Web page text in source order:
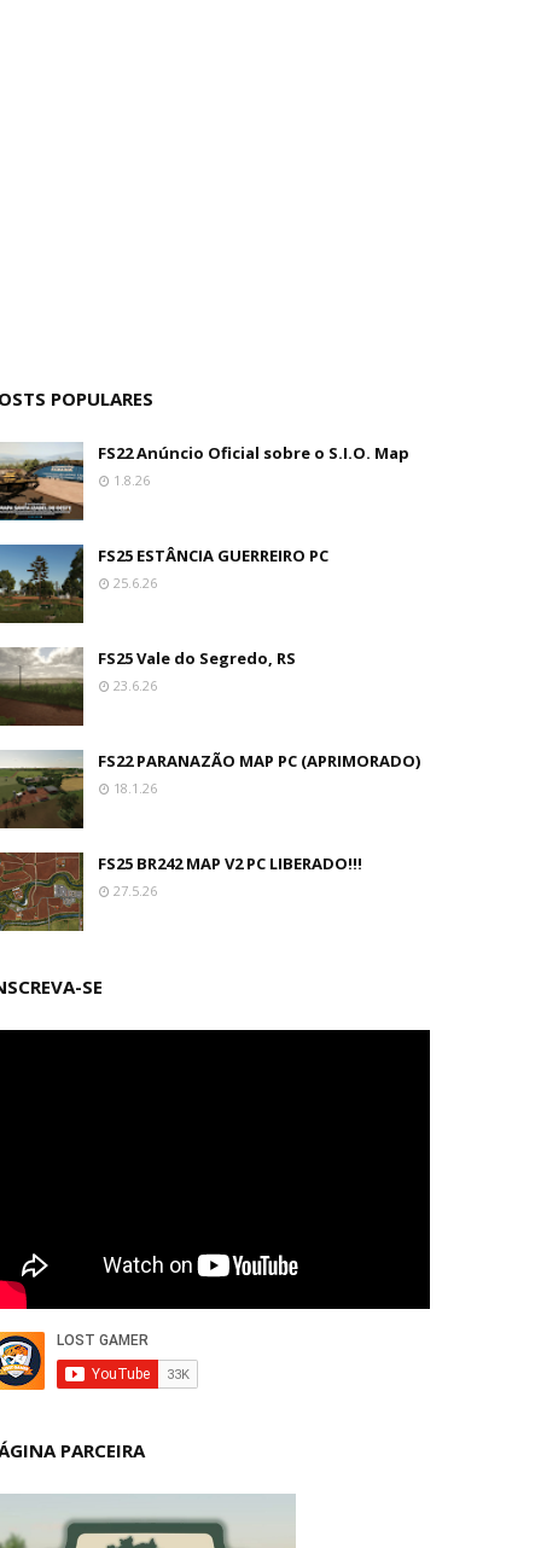
POPULARES
FS22 Anúncio Oficial sobre o S.I.O. Map
1.8.26
FS25 ESTÂNCIA GUERREIRO PC
25.6.26
FS25 Vale do Segredo, RS
23.6.26
FS22 PARANAZÃO MAP PC (APRIMORADO)
18.1.26
FS25 BR242 MAP V2 PC LIBERADO!!!
27.5.26
SE
PARCEIRA